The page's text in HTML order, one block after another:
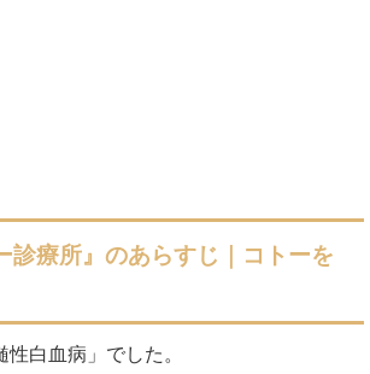
診療所』のあらすじ｜コトーを
白血病」でした。